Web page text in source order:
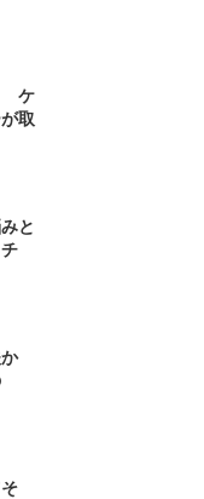
ケ
取
と